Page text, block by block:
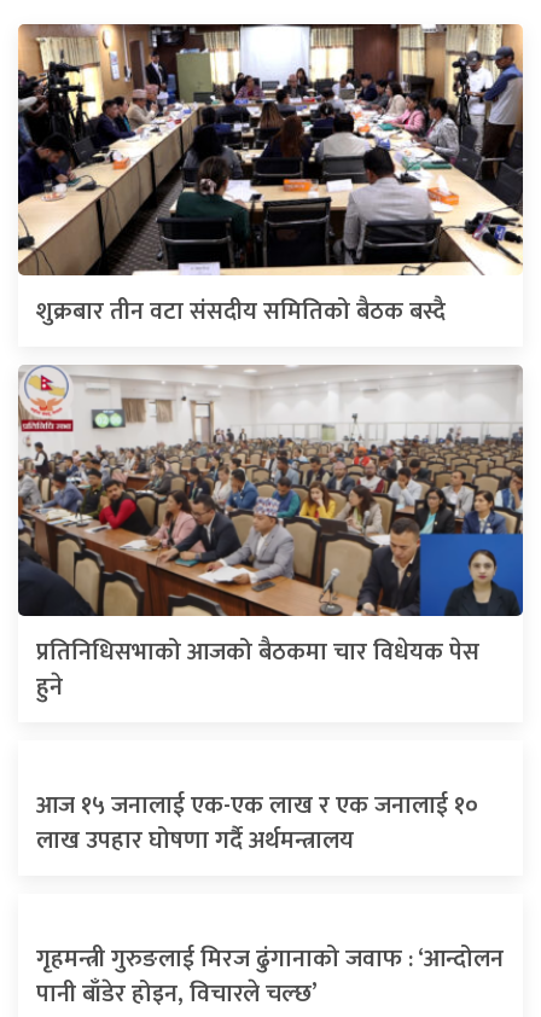
शुक्रबार तीन वटा संसदीय समितिको बैठक बस्दै
प्रतिनिधिसभाको आजको बैठकमा चार विधेयक पेस
हुने
आज १५ जनालाई एक-एक लाख र एक जनालाई १०
लाख उपहार घोषणा गर्दै अर्थमन्त्रालय
गृहमन्त्री गुरुङलाई मिरज ढुंगानाको जवाफ : ‘आन्दोलन
पानी बाँडेर होइन, विचारले चल्छ’